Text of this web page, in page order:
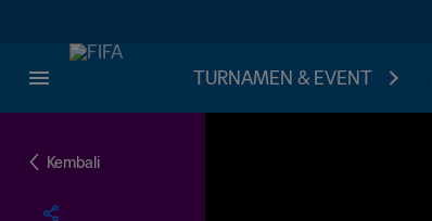
TURNAMEN & EVENT
Kembali